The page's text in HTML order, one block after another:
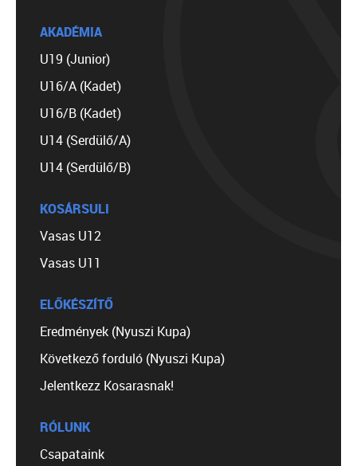
AKADÉMIA
U19 (Junior)
U16/A (Kadet)
U16/B (Kadet)
U14 (Serdülő/A)
U14 (Serdülő/B)
KOSÁRSULI
Vasas U12
Vasas U11
ELŐKÉSZÍTŐ
Eredmények (Nyuszi Kupa)
Következő forduló (Nyuszi Kupa)
Jelentkezz Kosarasnak!
RÓLUNK
Csapataink